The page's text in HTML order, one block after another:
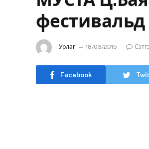
фестивальд
Урлаг 18/03/2015
Facebook